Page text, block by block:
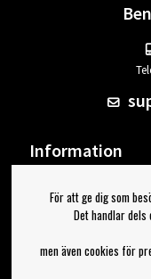
Information
Om Bengans
FAQ / Köp- &
Jag
För att ge dig som
Det handlar dels
men även cookies för